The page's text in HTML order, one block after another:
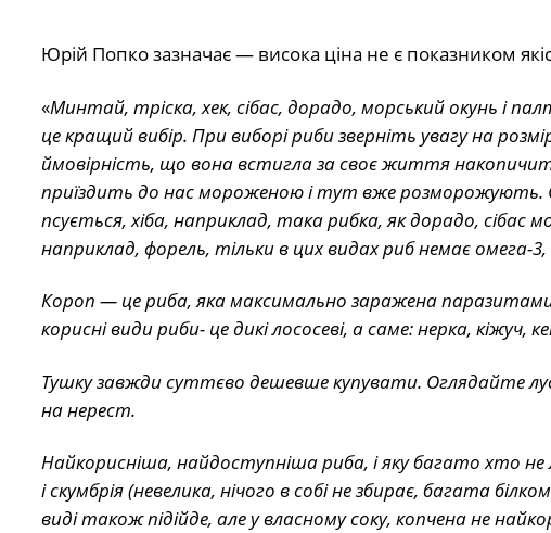
Юрій Попко зазначає — висока ціна не є показником
«Минтай, тріска, хек, сібас, дорадо, морський окунь і
це кращий вибір. При виборі риби зверніть увагу на
ймовірність, що вона встигла за своє життя
приїздить до нас мороженою і тут вже розморожують.
псується, хіба, наприклад, така рибка, як дорадо,
наприклад, форель, тільки в цих видах риб немає омега-3,
Короп — це риба, яка максимально заражена
корисні види риби- це дикі лососеві, а саме: нерка, кіжуч,
Тушку завжди суттєво дешевше купувати. Оглядайте
на нерест.
Найкорисніша, найдоступніша риба, і яку багато хто
і скумбрія (невелика, нічого в собі не збирає, багата
виді також підійде, але у власному соку, копчена не